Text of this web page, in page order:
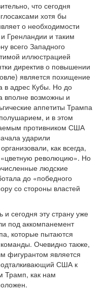
что сегодня
хотя бы
о необходимости
Гренландии и таким
всего Западного
иллюстрацией
директив о повышении
является похищение
в адрес Кубы. Но до
вполне возможны и
аппетиты Трампа
и в этом
противником США
ударили
как всегда,
революцию». Но
людские
до «победного
со стороны властей
сегодня эту страну уже
под аккомпанемент
которые пытаются
Очевидно также,
фигурантом является
США к
Трамп, как нам